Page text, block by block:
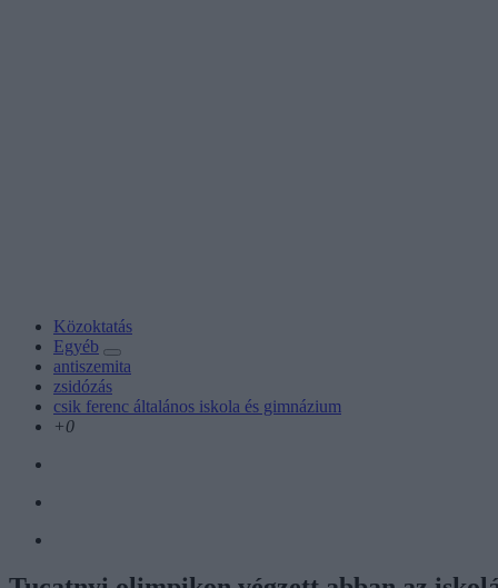
Közoktatás
Egyéb
antiszemita
zsidózás
csik ferenc általános iskola és gimnázium
+0